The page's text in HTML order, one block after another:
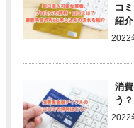
コ
紹介
2022
消
う？
2022